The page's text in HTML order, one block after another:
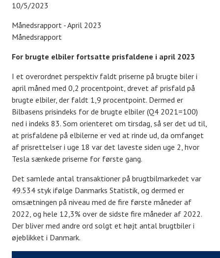
10/5/2023
Månedsrapport - April 2023
Månedsrapport
For brugte elbiler fortsatte prisfaldene i april 2023
I et overordnet perspektiv faldt priserne på brugte biler i
april måned med 0,2 procentpoint, drevet af prisfald på
brugte elbiler, der faldt 1,9 procentpoint. Dermed er
Bilbasens prisindeks for de brugte elbiler (Q4 2021=100)
ned i indeks 83. Som orienteret om tirsdag, så ser det ud til,
at prisfaldene på elbilerne er ved at rinde ud, da omfanget
af prisrettelser i uge 18 var det laveste siden uge 2, hvor
Tesla sænkede priserne for første gang.
Det samlede antal transaktioner på brugtbilmarkedet var
49.534 styk ifølge Danmarks Statistik, og dermed er
omsætningen på niveau med de fire første måneder af
2022, og hele 12,3% over de sidste fire måneder af 2022.
Der bliver med andre ord solgt et højt antal brugtbiler i
øjeblikket i Danmark.